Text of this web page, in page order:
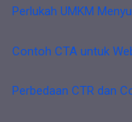
Perlukah UMKM
Contoh CTA untuk
Perbedaan CTR dan